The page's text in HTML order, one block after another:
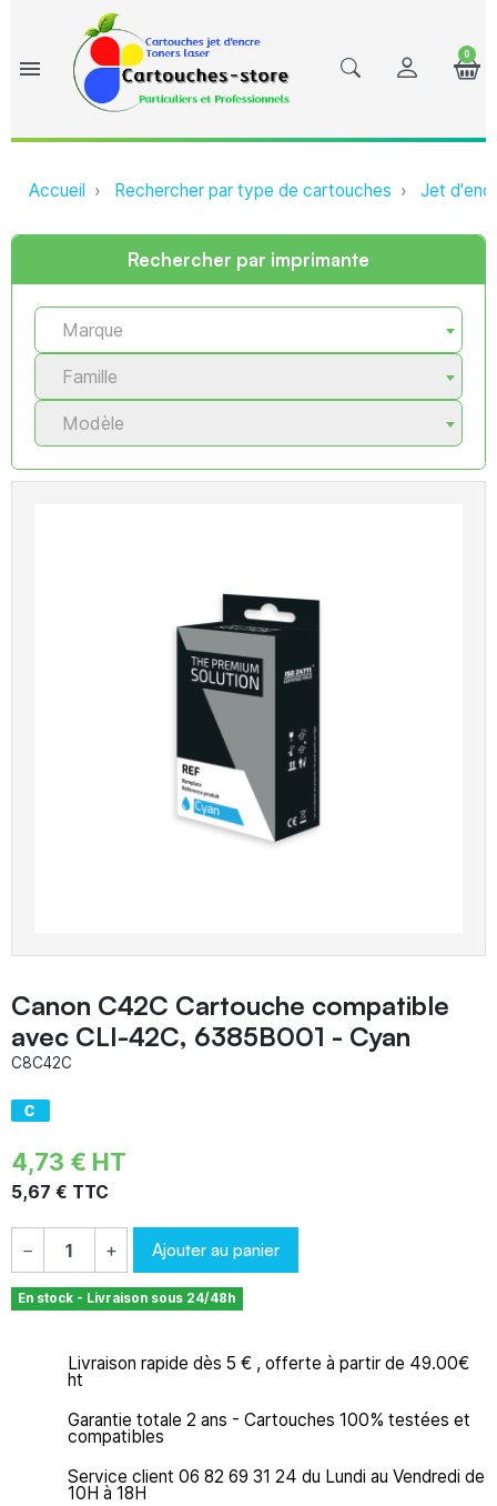
menu
0
Accueil Rechercher par type de cartouches Jet
Rechercher par imprimante
Marque
Famille
Modèle
Canon C42C Cartouche compatible
avec CLI-42C, 6385B001 - Cyan
C8C42C
4,73 € HT
5,67 € TTC
− + Ajouter au panier
En stock - Livraison sous 24/48h
Livraison rapide dès 5 € , offerte à partir de 49.00€
ht
Garantie totale 2 ans - Cartouches 100% testées et
compatibles
Service client 06 82 69 31 24 du Lundi au Vendredi de
10H à 18H